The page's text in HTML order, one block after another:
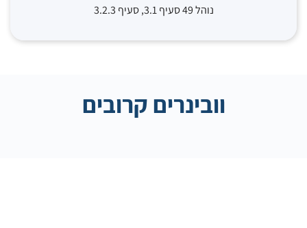
נוהל 49 סעיף 3.1, סעיף 3.2.3
וובינרים קרובים